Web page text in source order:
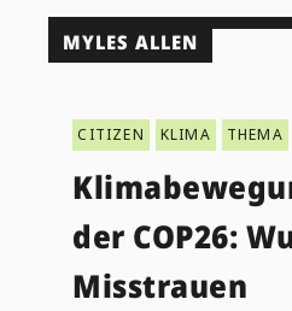
MYLES ALLEN
CITIZEN KLIMA THEMA
der COP26:
Misstrauen